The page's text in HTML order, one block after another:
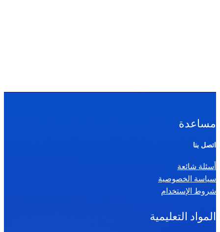
مساعدة
اتصل بنا
أسئلة شائعة
سياسة الخصوصية
شروط الإستخدام
المواد التعليمية